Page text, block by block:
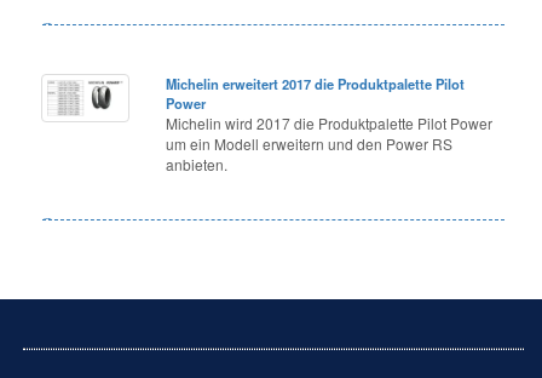
Michelin erweitert 2017 die Produktpalette Pilot
Power
Michelin wird 2017 die Produktpalette Pilot Power
um ein Modell erweitern und den Power RS
anbieten.